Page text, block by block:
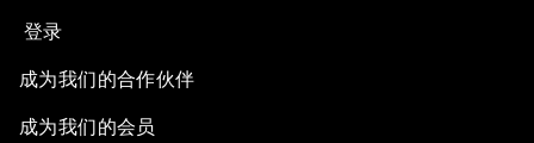
登录
成为我们的合作伙伴
成为我们的会员